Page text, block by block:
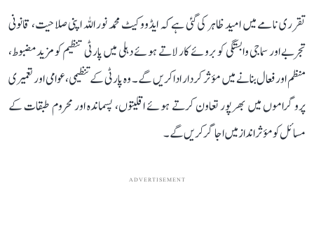
تقرری نامے میں امید ظاہر کی گئی ہے کہ ایڈووکیٹ محمد نور اللہ اپنی صلاحیت، قانونی
تجربے اور سماجی وابستگی کو بروئے کار لاتے ہوئے دہلی میں پارٹی تنظیم کو مزید مضبوط،
منظم اور فعال بنانے میں مؤثر کردار ادا کریں گے۔ وہ پارٹی کے تنظیمی، عوامی اور تعمیری
پروگراموں میں بھرپور تعاون کرتے ہوئے اقلیتوں، پسماندہ اور محروم طبقات کے
مسائل کو مؤثر انداز میں اجاگر کریں گے۔
ADVERTISEMENT